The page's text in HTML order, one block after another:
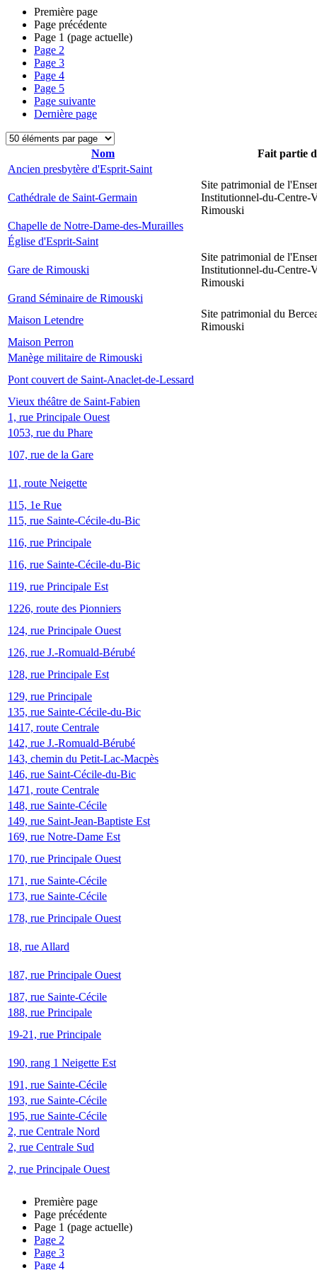
Première page
Page précédente
Page 1 (page actuelle)
Page 2
Page 3
Page 4
Page 5
Page suivante
Dernière page
Nom
Fait partie
Ancien presbytère d'Esprit-Saint
Cathédrale de Saint-Germain
Site patrimonial de
Institutionnel-du-Centre-
Rimouski
Chapelle de Notre-Dame-des-Murailles
Église d'Esprit-Saint
Gare de Rimouski
Site patrimonial de
Institutionnel-du-Centre-
Rimouski
Grand Séminaire de Rimouski
Maison Letendre
Site patrimonial du
Rimouski
Maison Perron
Manège militaire de Rimouski
Pont couvert de Saint-Anaclet-de-Lessard
Vieux théâtre de Saint-Fabien
1, rue Principale Ouest
1053, rue du Phare
107, rue de la Gare
11, route Neigette
115, 1e Rue
115, rue Sainte-Cécile-du-Bic
116, rue Principale
116, rue Sainte-Cécile-du-Bic
119, rue Principale Est
1226, route des Pionniers
124, rue Principale Ouest
126, rue J.-Romuald-Bérubé
128, rue Principale Est
129, rue Principale
135, rue Sainte-Cécile-du-Bic
1417, route Centrale
142, rue J.-Romuald-Bérubé
143, chemin du Petit-Lac-Macpès
146, rue Saint-Cécile-du-Bic
1471, route Centrale
148, rue Sainte-Cécile
149, rue Saint-Jean-Baptiste Est
169, rue Notre-Dame Est
170, rue Principale Ouest
171, rue Sainte-Cécile
173, rue Sainte-Cécile
178, rue Principale Ouest
18, rue Allard
187, rue Principale Ouest
187, rue Sainte-Cécile
188, rue Principale
19-21, rue Principale
190, rang 1 Neigette Est
191, rue Sainte-Cécile
193, rue Sainte-Cécile
195, rue Sainte-Cécile
2, rue Centrale Nord
2, rue Centrale Sud
2, rue Principale Ouest
Première page
Page précédente
Page 1 (page actuelle)
Page 2
Page 3
Page 4